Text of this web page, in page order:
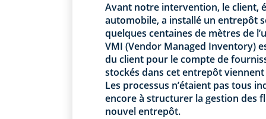
Avant notre intervention, le client,
automobile, a installé un entrepôt
quelques centaines de mètres de
VMI (Vendor Managed Inventory)
du client pour le compte de
stockés dans cet entrepôt viennent
Les processus n’étaient pas tous
encore à structurer la gestion des
nouvel entrepôt.